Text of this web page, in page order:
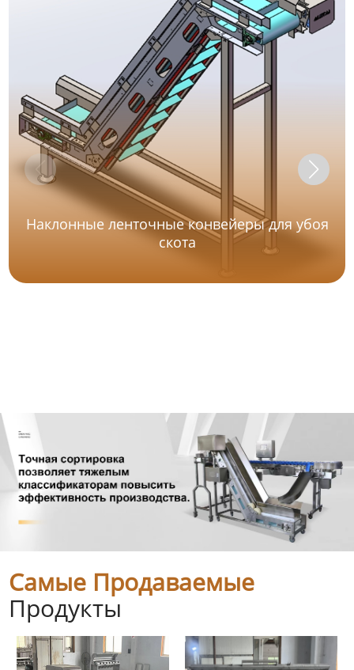
Наклонные ленточные конвейеры для убоя
скота
Самые Продаваемые
Продукты